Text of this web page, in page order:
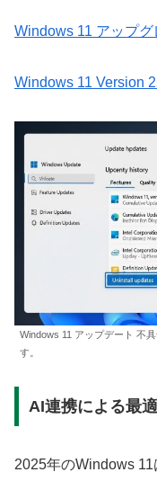
Windows 11 アップ
Windows 11 Version
Windows 11 アップデート 不
す。
AI連携による最
2025年のWindows